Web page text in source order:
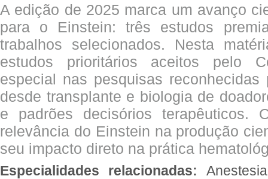
A edição de 2025 marca um avanço
para o Einstein: três estudos
trabalhos selecionados. Nesta
estudos prioritários aceitos pelo
especial nas pesquisas
desde transplante e biologia de
e padrões decisórios terapêuticos.
relevância do Einstein na produção
seu impacto direto na prática
Especialidades relacionadas: